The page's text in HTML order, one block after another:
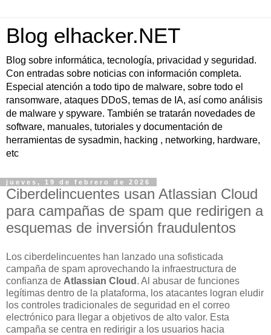
Blog elhacker.NET
Blog sobre informática, tecnología, privacidad y seguridad.
Con entradas sobre noticias con información completa.
Especial atención a todo tipo de malware, sobre todo el
ransomware, ataques DDoS, temas de IA, así como análisis
de malware y spyware. También se tratarán novedades de
software, manuales, tutoriales y documentación de
herramientas de sysadmin, hacking , networking, hardware,
etc
jueves, 19 de febrero de 2026
Ciberdelincuentes usan Atlassian Cloud
para campañas de spam que redirigen a
esquemas de inversión fraudulentos
Los ciberdelincuentes han lanzado una sofisticada
campaña de spam aprovechando la infraestructura de
confianza de Atlassian Cloud . Al abusar de funciones
legítimas dentro de la plataforma, los atacantes logran eludir
los controles tradicionales de seguridad en el correo
electrónico para llegar a objetivos de alto valor. Esta
campaña se centra en redirigir a los usuarios hacia